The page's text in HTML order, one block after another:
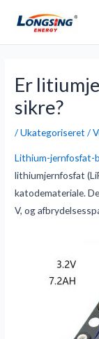
indhold
Er
sikre?
/Ukategoriseret /
Lithium-jernfosfat-
lithiumjernfosfat
katodemateriale.
V, og